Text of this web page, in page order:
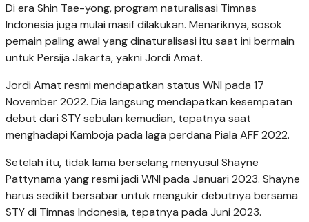
Di era Shin Tae-yong, program naturalisasi Timnas
Indonesia juga mulai masif dilakukan. Menariknya, sosok
pemain paling awal yang dinaturalisasi itu saat ini bermain
untuk Persija Jakarta, yakni Jordi Amat.
Jordi Amat resmi mendapatkan status WNI pada 17
November 2022. Dia langsung mendapatkan kesempatan
debut dari STY sebulan kemudian, tepatnya saat
menghadapi Kamboja pada laga perdana Piala AFF 2022.
Setelah itu, tidak lama berselang menyusul Shayne
Pattynama yang resmi jadi WNI pada Januari 2023. Shayne
harus sedikit bersabar untuk mengukir debutnya bersama
STY di Timnas Indonesia, tepatnya pada Juni 2023.